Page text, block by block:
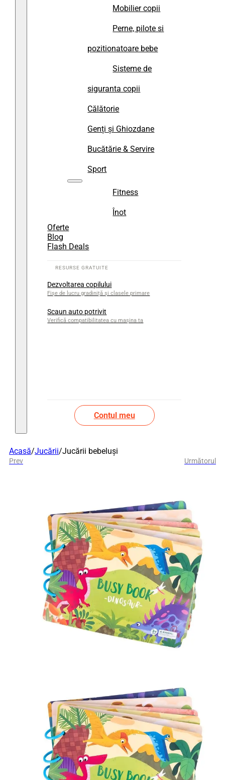
Mobilier copii
Perne, pilote si
pozitionatoare bebe
Sisteme de
siguranta copii
Călătorie
Genți și Ghiozdane
Bucătărie & Servire
Sport
Fitness
Înot
Oferte
Blog
Flash Deals
Dezvoltarea copilului
Fișe de lucru gradiniță și clasele primare
Scaun auto potrivit
Verifică compatibilitatea cu mașina ta
Contul meu
Acasă/Jucării/Jucării bebeluși
Prev Următorul